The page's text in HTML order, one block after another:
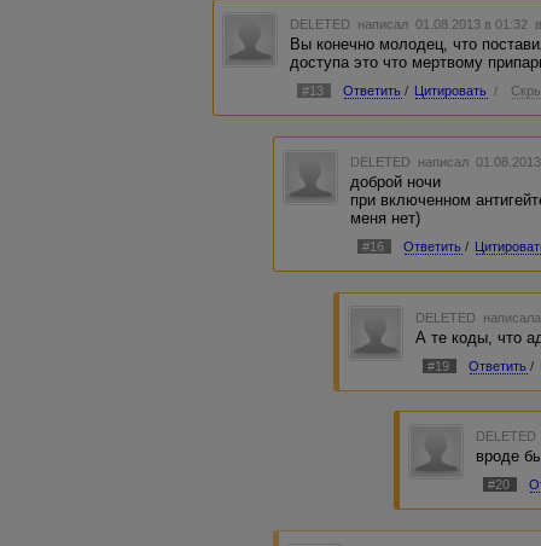
DELETED написал 01.08.2013 в 01:32
Вы конечно молодец, что
доступа это что мертвому
#13 Ответить / Цитировать /
DELETED написал
доброй ночи
при включенном
меня нет)
#16 Ответить /
DELETED
А те коды, что
#19 Ответить /
DELETED
вроде
#20